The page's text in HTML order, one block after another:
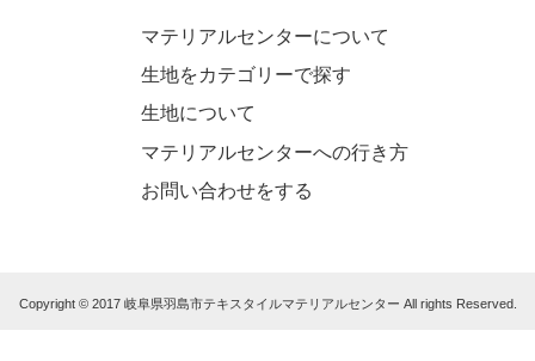
マテリアルセンターについて
生地をカテゴリーで探す
生地について
マテリアルセンターへの行き方
お問い合わせをする
Copyright © 2017 岐阜県羽島市テキスタイルマテリアルセンター All rights Reserved.